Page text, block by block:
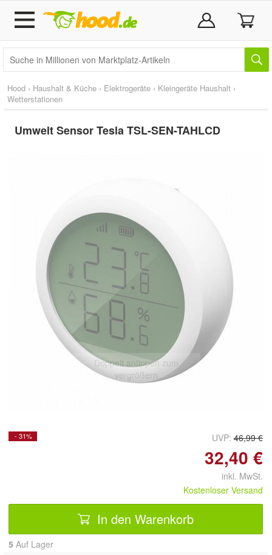
Hood › Haushalt & Küche › Elektrogeräte › Kleingeräte Haushalt ›
Wetterstationen
Umwelt Sensor Tesla TSL-SEN-TAHLCD
Doppelt antippen zum
vergrößern
- 31% UVP: 46,99 €
32,40 €
inkl. MwSt.
Kostenloser Versand
In den Warenkorb
5 Auf Lager